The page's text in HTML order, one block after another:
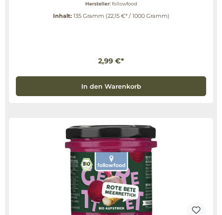
Hersteller: followfood
Inhalt: 135 Gramm (22,15 €* / 1000 Gramm)
2,99 €*
In den Warenkorb